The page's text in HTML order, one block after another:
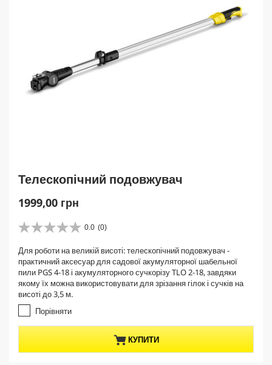
Телескопічний подовжувач
C
r
e
n
t
p
r
o
d
u
1999,00 грн
0.0 (0)
0
0
з
5
з
і
о
к
Для роботи на великій висоті: телескопічний подовжувач -
практичний аксесуар для садової акумуляторної шабельної
пили PGS 4-18 і акумуляторного сучкорізу TLO 2-18, завдяки
якому їх можна використовувати для зрізання гілок і сучків на
висоті до 3,5 м.
Порівняти
КУПИТИ